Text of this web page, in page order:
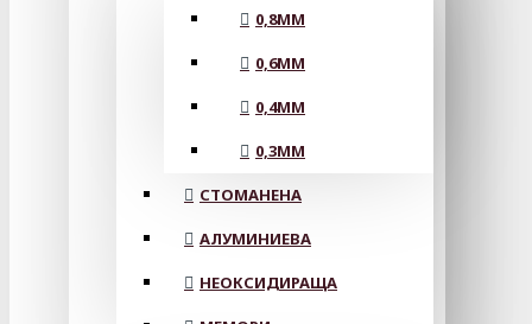
0,8MM
0,6MM
0,4MM
0,3MM
СТОМАНЕНА
АЛУМИНИЕВА
НЕОКСИДИРАЩА